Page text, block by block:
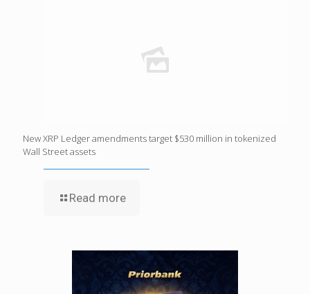
New XRP Ledger amendments target $530 million in tokenized
Wall Street assets
Read more